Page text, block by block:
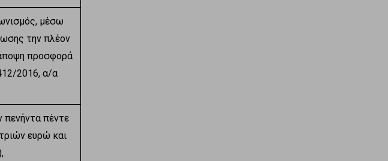
μέσω
την πλέον
προσφορά
2016, α/α
πενήντα πέντε
ευρώ και